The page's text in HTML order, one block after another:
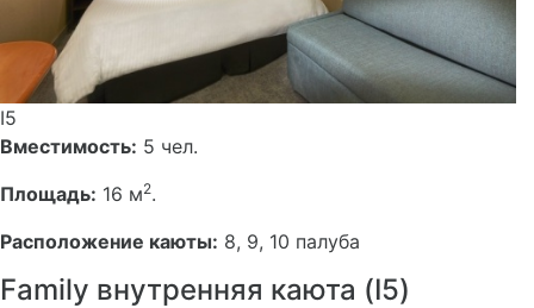
I5
Вместимость: 5 чел.
Площадь: 16 м2.
Расположение каюты: 8, 9, 10 палуба
Family внутренняя каюта (I5)